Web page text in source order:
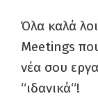
Όλα καλά
Meetings
νέα σου
“ιδανικά“!